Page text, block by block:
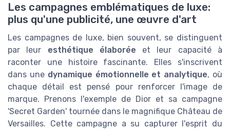
Les campagnes emblématiques de luxe:
plus qu'une publicité, une œuvre d'art
Les campagnes de luxe, bien souvent, se distinguent
par leur esthétique élaborée et leur capacité à
raconter une histoire fascinante. Elles s'inscrivent
dans une dynamique émotionnelle et analytique, où
chaque détail est pensé pour renforcer l'image de
marque. Prenons l'exemple de Dior et sa campagne
'Secret Garden' tournée dans le magnifique Château de
Versailles. Cette campagne a su capturer l'esprit du